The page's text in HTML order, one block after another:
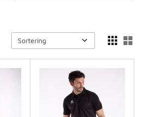
Visa fler
Välj sortering